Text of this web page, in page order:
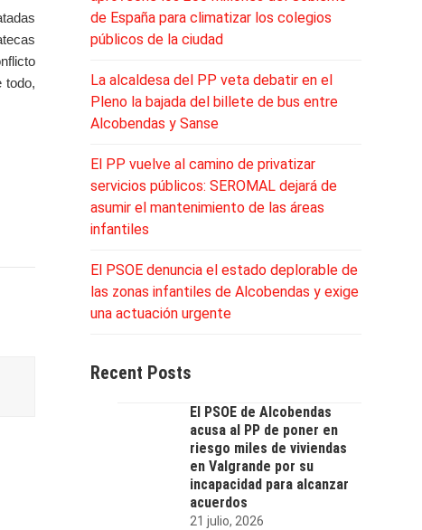
todo,
de España para climatizar los colegios
públicos de la ciudad
La alcaldesa del PP veta debatir en el
Pleno la bajada del billete de bus entre
Alcobendas y Sanse
El PP vuelve al camino de privatizar
servicios públicos: SEROMAL dejará de
asumir el mantenimiento de las áreas
infantiles
El PSOE denuncia el estado deplorable de
las zonas infantiles de Alcobendas y exige
una actuación urgente
Recent Posts
El PSOE de Alcobendas
acusa al PP de poner en
riesgo miles de viviendas
en Valgrande por su
incapacidad para alcanzar
acuerdos
21 julio, 2026